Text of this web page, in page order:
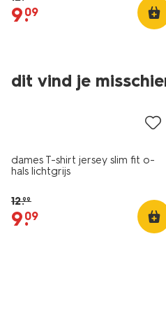
9.
09
dit vind je
korting
dames T-shirt jersey slim fit o-
hals lichtgrijs
12.99
9.
09